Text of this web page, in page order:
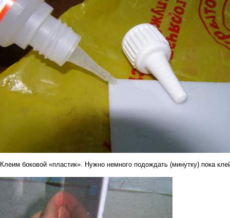
Клеим боковой «пластик». Нужно немного подождать (минутку) пока